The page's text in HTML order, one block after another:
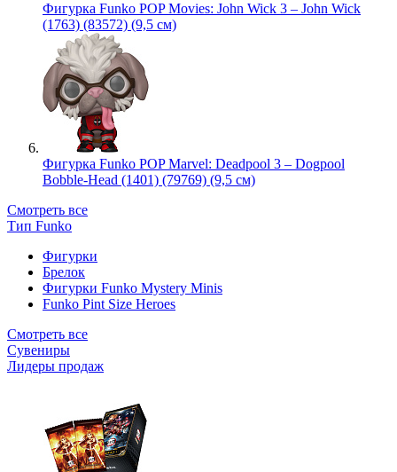
Фигурка Funko POP Movies: John Wick 3 – John Wick
(1763) (83572) (9,5 см)
Фигурка Funko POP Marvel: Deadpool 3 – Dogpool
Bobble-Head (1401) (79769) (9,5 см)
Смотреть все
Тип Funko
Фигурки
Брелок
Фигурки Funko Mystery Minis
Funko Pint Size Heroes
Смотреть все
Сувениры
Лидеры продаж